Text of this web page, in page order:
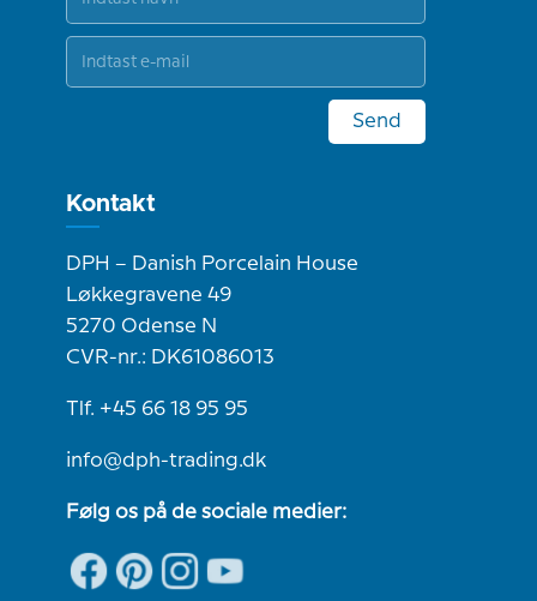
Send
Kontakt
DPH – Danish Porcelain House
Løkkegravene 49
5270 Odense N
CVR-nr.: DK61086013
Tlf. +45 66 18 95 95
info@dph-trading.dk
Følg os på de sociale medier: